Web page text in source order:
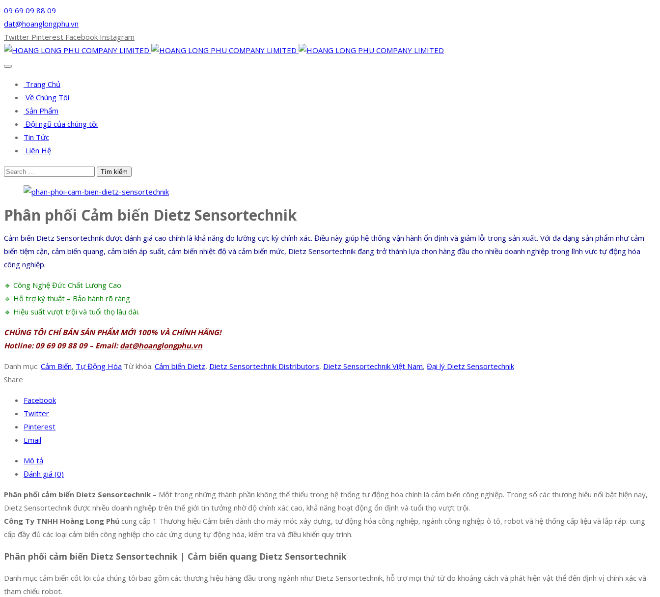
09 69 09 88 09
dat@hoanglongphu.vn
Twitter Pinterest Facebook Instagram
Trang Chủ
Về Chúng Tôi
Sản Phẩm
Đội ngũ của chúng tôi
Tin Tức
Liên Hệ
Phân phối Cảm biến Dietz Sensortechnik
Cảm biến Dietz Sensortechnik được đánh giá cao chính là khả năng đo lường cực kỳ chính xác. Điều này giúp hệ thống vận hành ổn định và giảm lỗi trong sản xuất. Với đa dạng sản phẩm như cảm
biến tiệm cận, cảm biến quang, cảm biến áp suất, cảm biến nhiệt độ và cảm biến mức, Dietz Sensortechnik đang trở thành lựa chọn hàng đầu cho nhiều doanh nghiệp trong lĩnh vực tự động hóa
công nghiệp.
🔹 Công Nghệ Đức Chất Lượng Cao
🔹 Hỗ trợ kỹ thuật – Bảo hành rõ ràng
🔹 Hiệu suất vượt trội và tuổi thọ lâu dài.
CHÚNG TÔI CHỈ BÁN SẢN PHẨM MỚI 100% VÀ CHÍNH HÃNG!
Hotline: 09 69 09 88 09 – Email:dat@hoanglongphu.vn
Danh mục: Cảm Biến, Tự Động Hóa Từ khóa: Cảm biến Dietz, Dietz Sensortechnik Distributors, Dietz Sensortechnik Việt Nam, Đại lý Dietz Sensortechnik
Share
Facebook
Twitter
Pinterest
Email
Mô tả
Đánh giá (0)
Phân phối cảm biến Dietz Sensortechnik – Một trong những thành phần không thể thiếu trong hệ thống tự động hóa chính là cảm biến công nghiệp. Trong số các thương hiệu nổi bật hiện nay,
Dietz Sensortechnik được nhiều doanh nghiệp trên thế giới tin tưởng nhờ độ chính xác cao, khả năng hoạt động ổn định và tuổi thọ vượt trội.
Công Ty TNHH Hoàng Long Phú cung cấp 1 Thương hiệu Cảm biến dành cho máy móc xây dựng, tự động hóa công nghiệp, ngành công nghiệp ô tô, robot và hệ thống cấp liệu và lắp ráp. cung
cấp đầy đủ các loại cảm biến công nghiệp cho các ứng dụng tự động hóa, kiểm tra và điều khiển quy trình.
Phân phối cảm biến Dietz Sensortechnik | Cảm biến quang Dietz Sensortechnik
Danh mục cảm biến cốt lõi của chúng tôi bao gồm các thương hiệu hàng đầu trong ngành như Dietz Sensortechnik, hỗ trợ mọi thứ từ đo khoảng cách và phát hiện vật thể đến định vị chính xác và
tham chiếu robot.